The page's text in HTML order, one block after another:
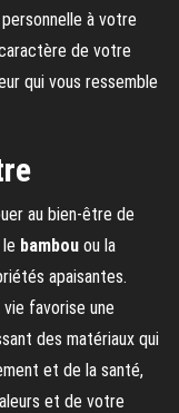
à votre
de votre
qui vous ressemble
au bien-être de
bambou ou la
apaisantes.
favorise une
des matériaux qui
et de la santé,
et de votre